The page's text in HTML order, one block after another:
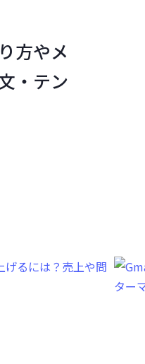
方やメ
・テン